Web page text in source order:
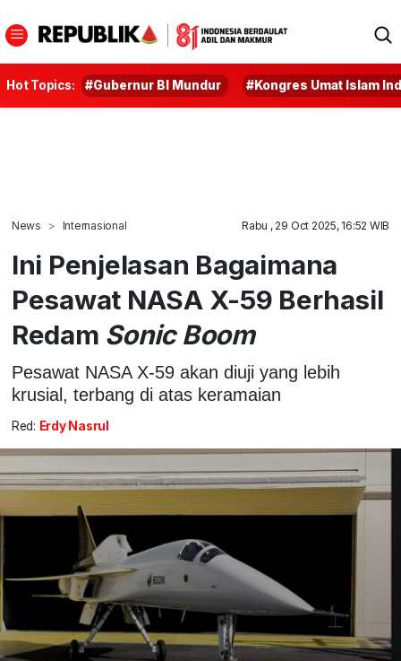
Hot Topics: #Gubernur BI Mundur #Kongres Umat Islam
News Internasional Rabu , 29 Oct 2025, 16:52 WIB
Ini Penjelasan Bagaimana
Pesawat NASA X-59 Berhasil
Redam Sonic Boom
Pesawat NASA X-59 akan diuji yang lebih
krusial, terbang di atas keramaian
Red: Erdy Nasrul